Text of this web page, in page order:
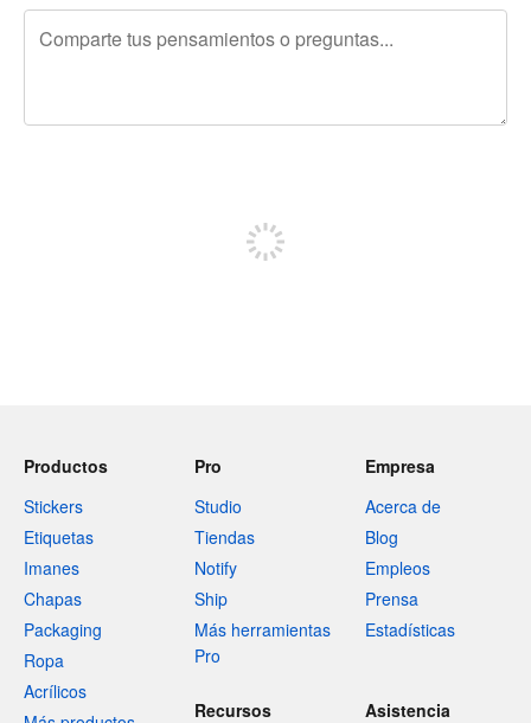
Productos
Stickers
Etiquetas
Imanes
Chapas
Packaging
Ropa
Acrílicos
Pro
Studio
Tiendas
Notify
Ship
Más herramientas
Pro
Empresa
Acerca de
Blog
Empleos
Prensa
Estadísticas
Recursos Asistencia